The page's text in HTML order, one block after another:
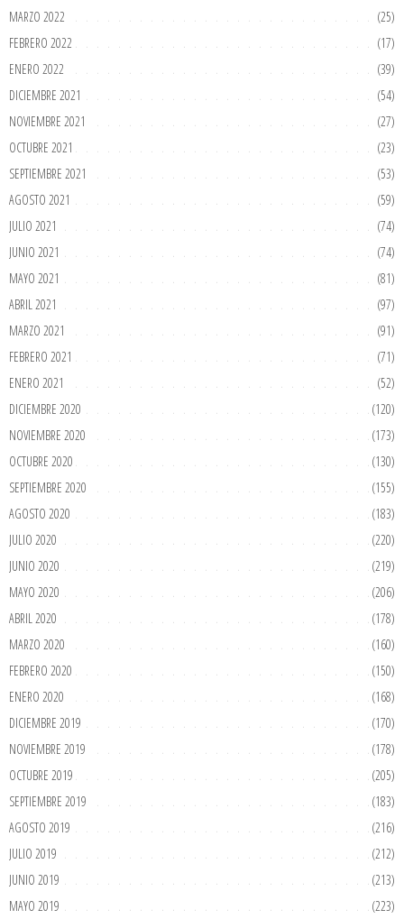
MARZO 2022
(25)
FEBRERO 2022
(17)
ENERO 2022
(39)
DICIEMBRE 2021
(54)
NOVIEMBRE 2021
(27)
OCTUBRE 2021
(23)
SEPTIEMBRE 2021
(53)
AGOSTO 2021
(59)
JULIO 2021
(74)
JUNIO 2021
(74)
MAYO 2021
(81)
ABRIL 2021
(97)
MARZO 2021
(91)
FEBRERO 2021
(71)
ENERO 2021
(52)
DICIEMBRE 2020
(120)
NOVIEMBRE 2020
(173)
OCTUBRE 2020
(130)
SEPTIEMBRE 2020
(155)
AGOSTO 2020
(183)
JULIO 2020
(220)
JUNIO 2020
(219)
MAYO 2020
(206)
ABRIL 2020
(178)
MARZO 2020
(160)
FEBRERO 2020
(150)
ENERO 2020
(168)
DICIEMBRE 2019
(170)
NOVIEMBRE 2019
(178)
OCTUBRE 2019
(205)
SEPTIEMBRE 2019
(183)
AGOSTO 2019
(216)
JULIO 2019
(212)
JUNIO 2019
(213)
MAYO 2019
(223)